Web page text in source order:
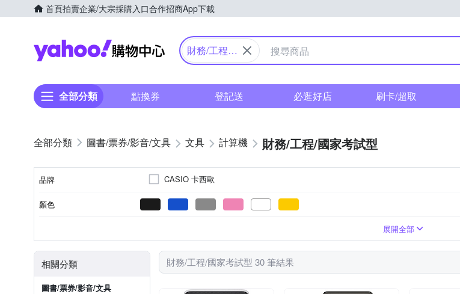
首頁拍賣企業/大宗採購入口合作招商App下載
Yahoo購物中心
財務/工程/
全部分類 點換券 登記送 必逛好店 刷卡/超取
圖書/票券/影音/文具 文具 計算機 財務/工程/國家考試型
品牌 CASIO 卡西歐
顏色
展開全部
相關分類
圖書/票券/影音/文具
財務/工程/國家考試型 30 筆結果